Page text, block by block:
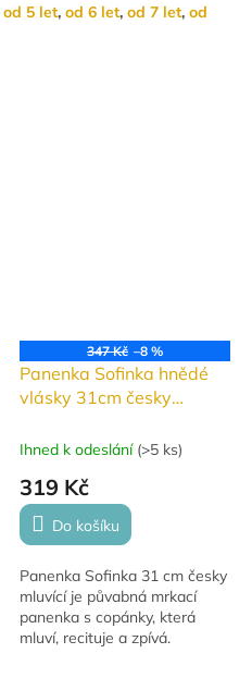
347 Kč –8 %
Panenka Sofinka hnědé
vlásky 31cm česky
Ihned k odeslání (>5 ks)
319 Kč
Do košíku
Panenka Sofinka 31 cm česky
mluvící je půvabná mrkací
panenka s copánky, která
mluví, recituje a zpívá.
od 5 let, od 6 let, od 7 let, od